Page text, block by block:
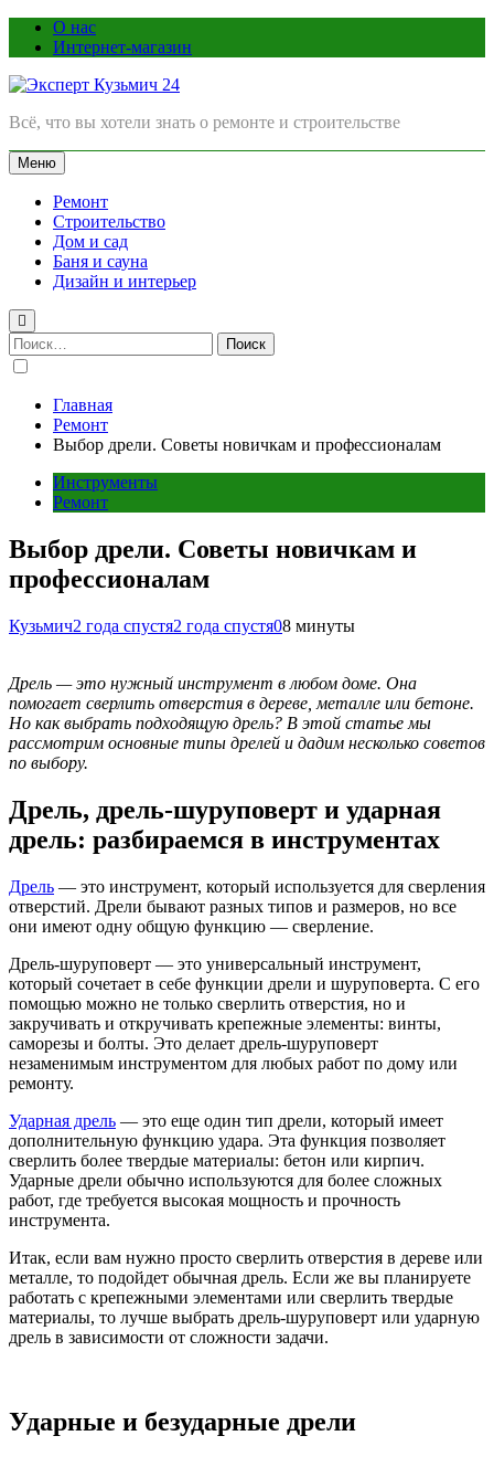
ПерейтиО нас
Интернет-магазин
Эксперт Кузьмич 24
Всё, что вы хотели знать о ремонте и строительстве
Меню
Ремонт
Строительство
Дом и сад
Баня и сауна
Дизайн и интерьер
Найти:
Главная
Ремонт
Выбор дрели. Советы новичкам и профессионалам
Инструменты
Ремонт
Выбор дрели. Советы новичкам и
профессионалам
Кузьмич2 года спустя2 года спустя08 минуты
Дрель — это нужный инструмент в любом доме. Она
помогает сверлить отверстия в дереве, металле или бетоне.
Но как выбрать подходящую дрель? В этой статье мы
рассмотрим основные типы дрелей и дадим несколько советов
по выбору.
Дрель, дрель-шуруповерт и ударная
дрель: разбираемся в инструментах
Дрель — это инструмент, который используется для сверления
отверстий. Дрели бывают разных типов и размеров, но все
они имеют одну общую функцию — сверление.
Дрель-шуруповерт — это универсальный инструмент,
который сочетает в себе функции дрели и шуруповерта. С его
помощью можно не только сверлить отверстия, но и
закручивать и откручивать крепежные элементы: винты,
саморезы и болты. Это делает дрель-шуруповерт
незаменимым инструментом для любых работ по дому или
ремонту.
Ударная дрель — это еще один тип дрели, который имеет
дополнительную функцию удара. Эта функция позволяет
сверлить более твердые материалы: бетон или кирпич.
Ударные дрели обычно используются для более сложных
работ, где требуется высокая мощность и прочность
инструмента.
Итак, если вам нужно просто сверлить отверстия в дереве или
металле, то подойдет обычная дрель. Если же вы планируете
работать с крепежными элементами или сверлить твердые
материалы, то лучше выбрать дрель-шуруповерт или ударную
дрель в зависимости от сложности задачи.
Ударные и безударные дрели